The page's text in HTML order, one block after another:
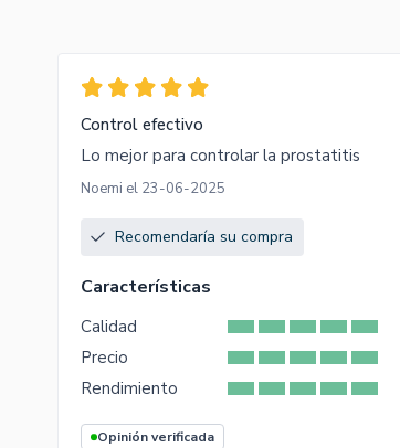
Control efectivo
Lo mejor para controlar la prostatitis
Noemi el 23-06-2025
Recomendaría su compra
Características
Calidad
Precio
Rendimiento
Opinión verificada